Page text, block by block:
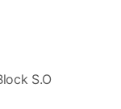
S.O